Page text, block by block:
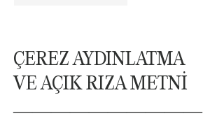
ÇEREZ AYDINLATMA
VE AÇIK RIZA METNİ
――――――――――